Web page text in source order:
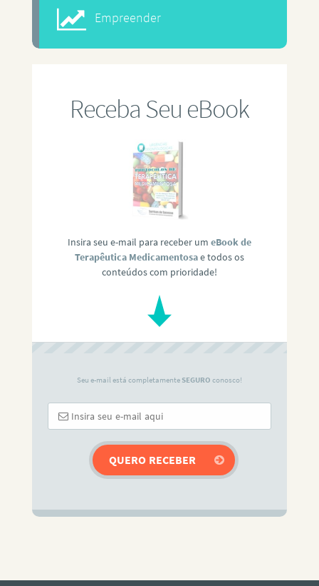
Empreender
Receba Seu eBook
Insira seu e-mail para receber um eBook de
Terapêutica Medicamentosae todos os
conteúdos com prioridade!
Seu e-mail está completamente SEGURO conosco!